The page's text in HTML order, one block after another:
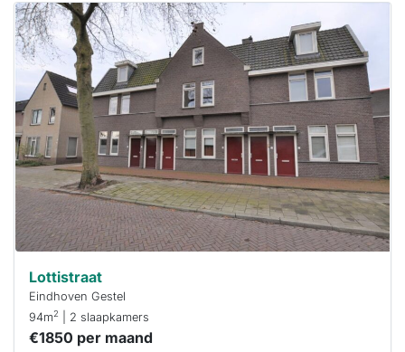
Deze woning
waarschijnlijk
al verhuurd
Om kans te
maken moet je
binnen 15
minuten
reageren.
Stekkies helpt
je hierbij!
Lottistraat
Eindhoven Gestel
94m2 | 2 slaapkamers
€1850 per maand